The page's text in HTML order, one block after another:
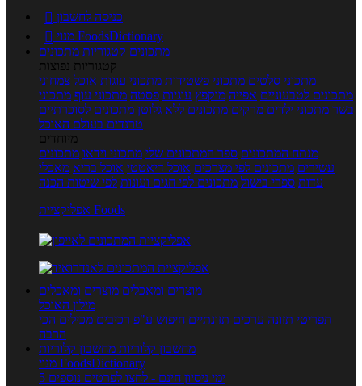
 כניסה לחשבון

מנוי FoodsDictionary
מתכונים קטגוריות מתכונים
קטגוריות נפוצות
מתכוני סלטים מתכוני פשטידות מתכוני עוגות אוכל צמחוני
מתכונים לטבעוניים אפייה מוקפץ עוגיות פסטה מתכוני עוף מתכוני
בשר מתכוני ילדים מרקים מתכונים ללא גלוטן מתכונים לסוכרתיים
טרנדים בעולם האוכל
מיוחדים
מנתח המתכונים ספר המתכונים שלי מתכוני וידאו מתכונים
עשירים מתכונים לפי מצרכים אוכל דיאטטי אוכל בריא מאכלי
עדות ספרי בישול מתכונים לפי חגים ועונות לפי שיטות הכנה
אפליקציית Foods
מוצרים ומאכלים מוצרים ומאכלים
מילון האוכל
תפריטי תזונה ערכים תזונתיים חיפוש ע"פ רכיבים מכילים הכי
הרבה
מחשבון קלוריות מחשבון קלוריות
מנוי FoodsDictionary
5 ימי ניסיון חינם - לחצו לפרטים נוספים